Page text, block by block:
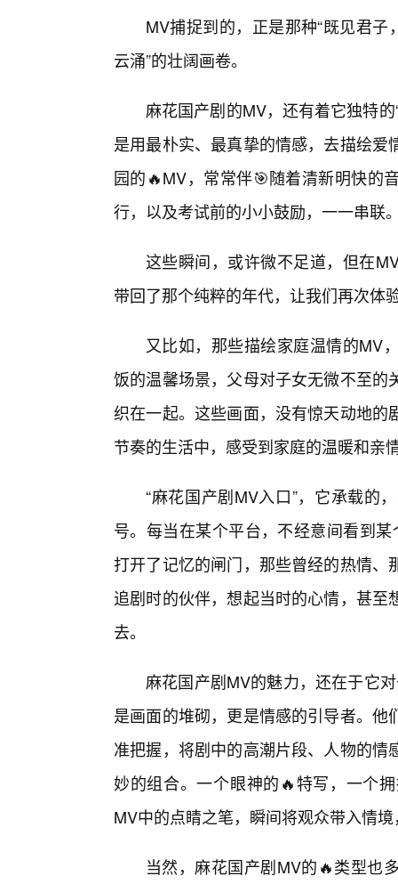
MV捕捉到的，正是那种“既见君
云涌”的壮阔画卷。
麻花国产剧的MV，还有着它独特
是用最朴实、最真挚的情感，去描绘
园的🔥MV，常常伴🎯随着清新明快的
行，以及考试前的小小鼓励，一一串联
这些瞬间，或许微不足道，但在
带回了那个纯粹的年代，让我们再次体
又比如，那些描绘家庭温情的MV
饭的温馨场景，父母对子女无微不至
织在一起。这些画面，没有惊天动地
节奏的生活中，感受到家庭的温暖和亲
“麻花国产剧MV入口”，它承载的
号。每当在某个平台，不经意间看到
打开了记忆的闸门，那些曾经的热情
追剧时的伙伴，想起当时的心情，甚
去。
麻花国产剧MV的魅力，还在于它
是画面的堆砌，更是情感的引导者。
准把握，将剧中的高潮片段、人物的
妙的组合。一个眼神的🔥特写，一个
MV中的点睛之笔，瞬间将观众带入情
当然，麻花国产剧MV的🔥类型也